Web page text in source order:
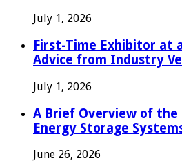
July 1, 2026
First-Time Exhibitor at
Advice from Industry
July 1, 2026
A Brief Overview of
Energy Storage
June 26, 2026